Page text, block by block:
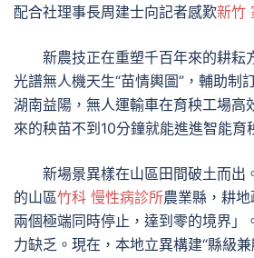
配合社理事長周建士向記者感歎新竹
新農技正在重塑千百年來的耕耘
光譜無人機天生“苗情輿圖”，輔助制
湖南益陽，無人運輸車在育秧工場高
來的秧苗不到10分鐘就能進進智能育
新場景異樣在山區田間破土而出
的山區竹科 慢性病診所農業縣，耕
兩個極端同時停止，達到零的境界」
力缺乏。現在，本地立異構建“縣級